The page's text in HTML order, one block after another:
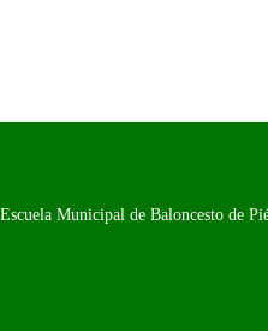
Municipal de Baloncesto de